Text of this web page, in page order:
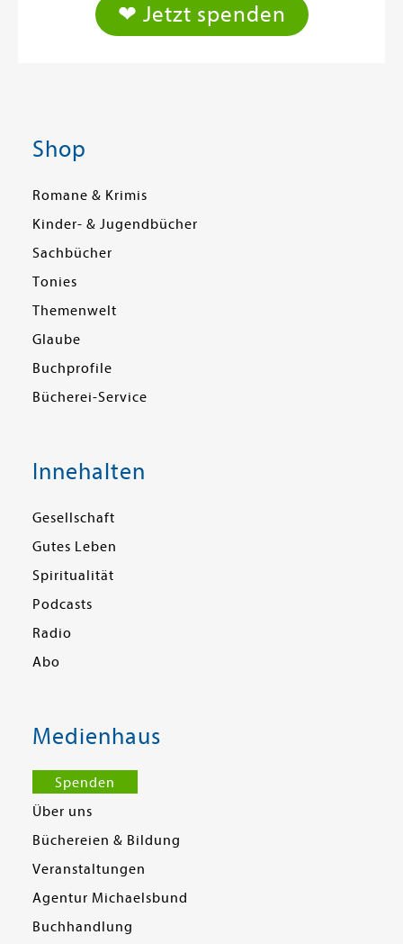
❤ Jetzt spenden
Shop
Romane & Krimis
Kinder- & Jugendbücher
Sachbücher
Tonies
Themenwelt
Glaube
Buchprofile
Bücherei-Service
Innehalten
Gesellschaft
Gutes Leben
Spiritualität
Podcasts
Radio
Abo
Medienhaus
Spenden
Über uns
Büchereien & Bildung
Veranstaltungen
Agentur Michaelsbund
Buchhandlung